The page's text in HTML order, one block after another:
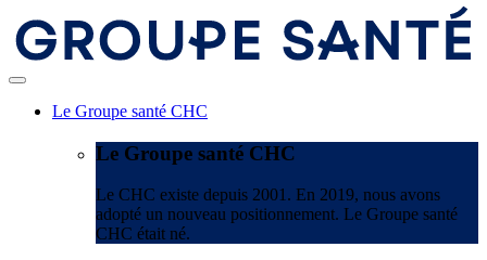
Le Groupe santé CHC
Le Groupe santé CHC
Le CHC existe depuis 2001. En 2019, nous avons
adopté un nouveau positionnement. Le Groupe santé
CHC était né.